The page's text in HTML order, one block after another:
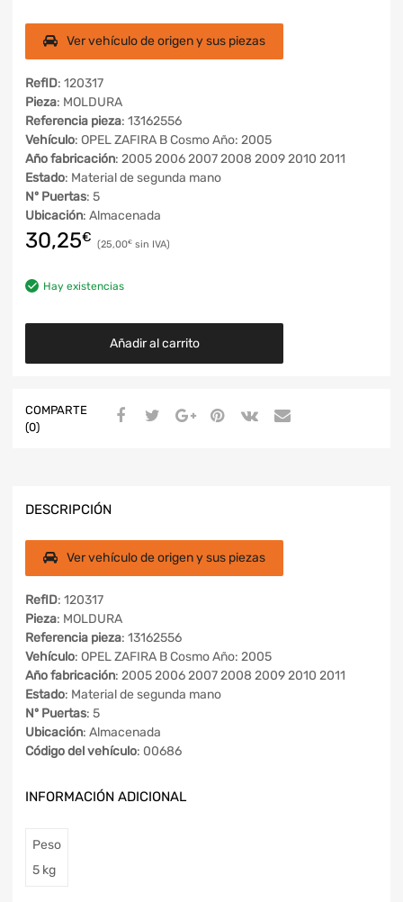
Ver vehículo de origen y sus piezas
RefID: 120317
Pieza: MOLDURA
Referencia pieza: 13162556
Vehículo: OPEL ZAFIRA B Cosmo Año: 2005
Año fabricación: 2005 2006 2007 2008 2009 2010 2011
Estado: Material de segunda mano
Nº Puertas: 5
Ubicación: Almacenada
30,25€ 25,00€
Hay existencias
Añadir al carrito
COMPARTE
(0)
DESCRIPCIÓN
Ver vehículo de origen y sus piezas
RefID: 120317
Pieza: MOLDURA
Referencia pieza: 13162556
Vehículo: OPEL ZAFIRA B Cosmo Año: 2005
Año fabricación: 2005 2006 2007 2008 2009 2010 2011
Estado: Material de segunda mano
Nº Puertas: 5
Ubicación: Almacenada
Código del vehículo: 00686
INFORMACIÓN ADICIONAL
Peso
5 kg